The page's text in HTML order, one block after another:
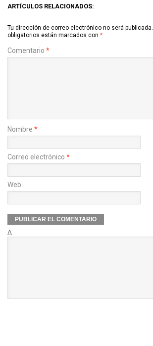
ARTÍCULOS RELACIONADOS:
Tu dirección de correo electrónico no será publicada.
obligatorios están marcados con *
Comentario *
Nombre *
Correo electrónico *
Web
Δ